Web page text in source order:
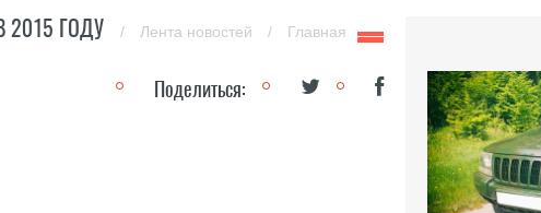
2015 ГОДУ / Лента новостей / Главная
Поделиться: